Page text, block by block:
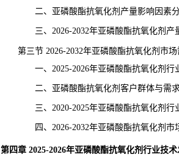
二、亚磷酸酯抗氧化剂产量影响因素
三、2026-2032年亚磷酸酯抗氧化剂产
第三节 2026-2032年亚磷酸酯抗氧化剂市场
一、2025-2026年亚磷酸酯抗氧化剂行
二、亚磷酸酯抗氧化剂客户群体与需求
三、2020-2025年亚磷酸酯抗氧化剂行
四、2026-2032年亚磷酸酯抗氧化剂市场
第四章 2025-2026年亚磷酸酯抗氧化剂行业技